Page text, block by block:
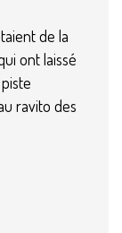
de la
ont laissé
ravito des